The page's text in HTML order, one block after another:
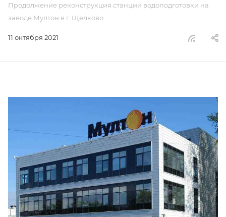
Продолжение реконструкция станции водоподготовки на
заводе Мултон в г. Щелково
11 октября 2021